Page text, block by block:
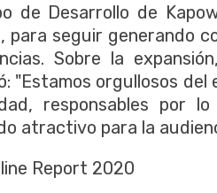
de Desarrollo de
para seguir generando
Sobre la
"Estamos orgullosos
responsables por
atractivo para la
Report 2020